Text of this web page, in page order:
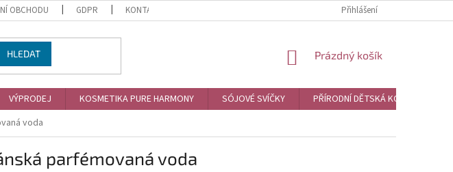
OBCHODU GDPR KONTAKTY Přihlášení
HLEDAT
NÁKUPNÍ
Prázdný košík
VÝPRODEJ KOSMETIKA PURE HARMONY SÓJOVÉ SVÍČKY
PŘÍRODNÍ DĚTSKÁ KOSMETIKA
voda
parfémovaná voda